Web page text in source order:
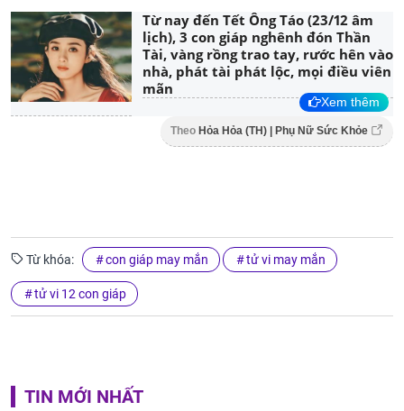
Từ nay đến Tết Ông Táo (23/12 âm
lịch), 3 con giáp nghênh đón Thần
Tài, vàng rồng trao tay, rước hên vào
nhà, phát tài phát lộc, mọi điều viên
mãn
Xem thêm
Theo Hỏa Hỏa (TH) | Phụ Nữ Sức Khỏe
Từ khóa: con giáp may mắn tử vi may mắn
tử vi 12 con giáp
TIN MỚI NHẤT